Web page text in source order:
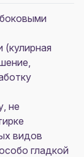
не
видов
гладкой